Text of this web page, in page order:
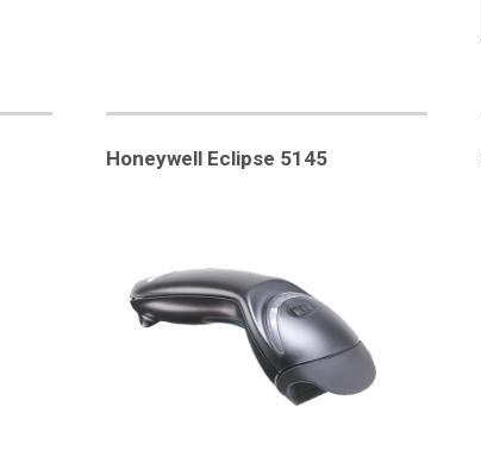
Honeywell Eclipse 5145